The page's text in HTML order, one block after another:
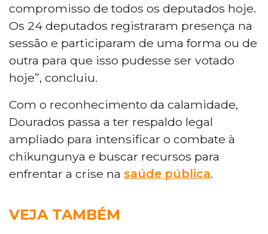
compromisso de todos os deputados hoje.
Os 24 deputados registraram presença na
sessão e participaram de uma forma ou de
outra para que isso pudesse ser votado
hoje”, concluiu.
Com o reconhecimento da calamidade,
Dourados passa a ter respaldo legal
ampliado para intensificar o combate à
chikungunya e buscar recursos para
enfrentar a crise na saúde pública.
VEJA TAMBÉM